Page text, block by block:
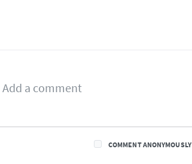
COMMENT ANONYMOUSLY